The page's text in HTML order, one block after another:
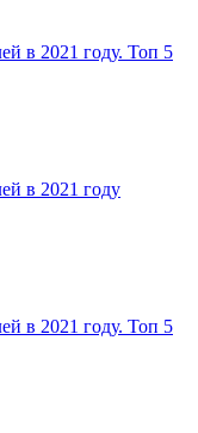
в 2021 году. Топ 5
в 2021 году
в 2021 году. Топ 5